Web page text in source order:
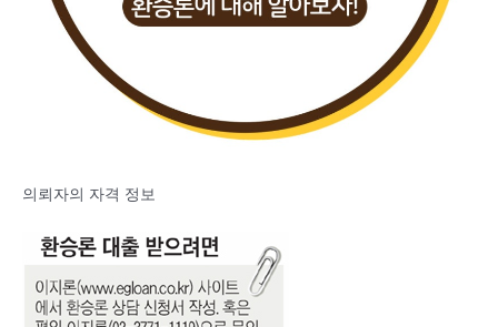
의뢰자의 자격 정보